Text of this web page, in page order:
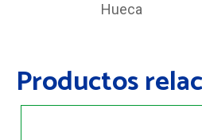
Hueca
Productos